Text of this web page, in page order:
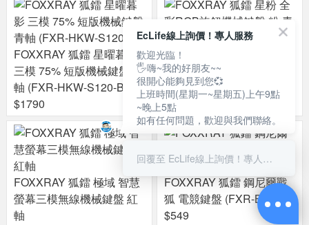
FOXXRAY 狐鐳 星曜暮影
三模 75% 短版機械鍵盤 青
軸 (FXR-HKW-S120-BL)
$1790
FOXXRAY 狐鐳 星粉 全彩
RGB旋鈕機械鍵盤 粉 青軸
(FXR-HKM-95)
$1390
FOXXRAY 狐鐳 極域 智慧
螢幕三模無線機械鍵盤 紅
軸
FOXXRAY 狐鐳 鋼尼爾戰
狐 電競鍵盤 (FXR-BKL-85)
$549
EcLife線上詢價！專人服務
歡迎光臨！
🖐嗨~我的好朋友~~
很開心能夠見到您💞
上班時間(星期一~星期五)上午9點
~晚上5點
如有任何問題，歡迎與我們聯絡。
回覆至 EcLife線上詢價！專人服務